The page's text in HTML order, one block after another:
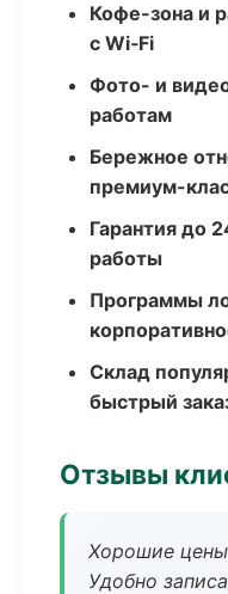
Кофе-зона и
с Wi‑Fi
Фото- и
работам
Бережное
премиум-
Гарантия до
работы
Программы
Склад
быстрый
Отзывы
Хорошие
Удобно